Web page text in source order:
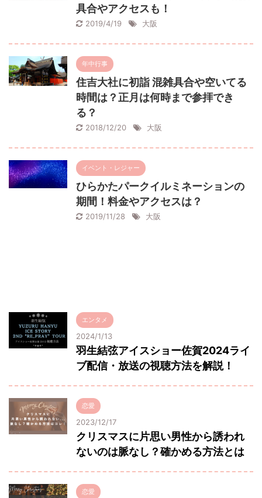
具合やアクセスも！
2019/4/19 大阪
年中行事
住吉大社に初詣 混雑具合や空いてる
時間は？正月は何時まで参拝でき
る？
2018/12/20 大阪
イベント・レジャー
ひらかたパークイルミネーションの
期間！料金やアクセスは？
2019/11/28 大阪
エンタメ
2024/1/13
羽生結弦アイスショー佐賀2024ライ
ブ配信・放送の視聴方法を解説！
恋愛
2023/12/17
クリスマスに片思い男性から誘われ
ないのは脈なし？確かめる方法とは
恋愛